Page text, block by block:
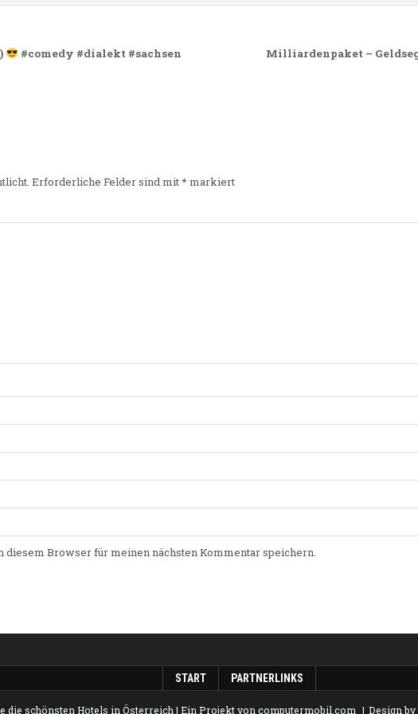
Milliardenpaket –
#comedy #dialekt #sachsen
Erforderliche Felder sind mit* markiert
diesem Browser für meinen nächsten Kommentar speichern.
START PARTNERLINKS
die schönsten Hotels in Österreich| Ein Projekt voncomputermobil.com Design